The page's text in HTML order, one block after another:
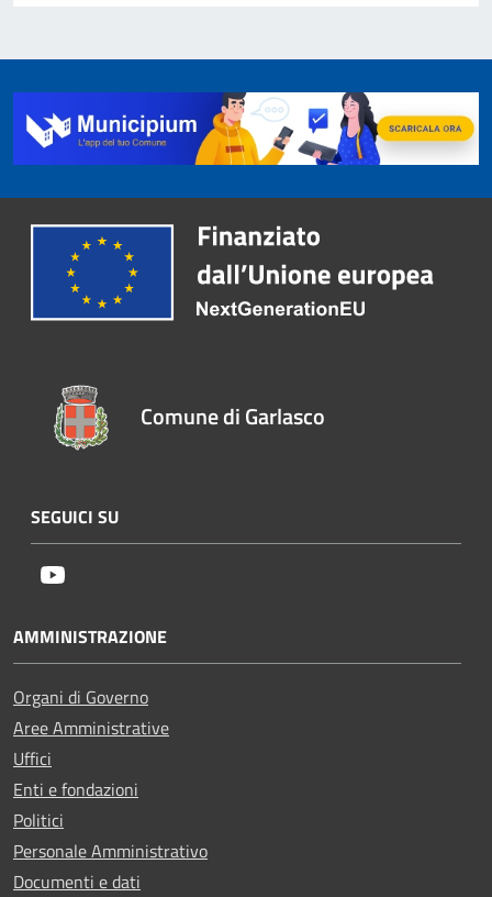
Comune di Garlasco
SEGUICI SU
AMMINISTRAZIONE
Organi di Governo
Aree Amministrative
Uffici
Enti e fondazioni
Politici
Personale Amministrativo
Documenti e dati